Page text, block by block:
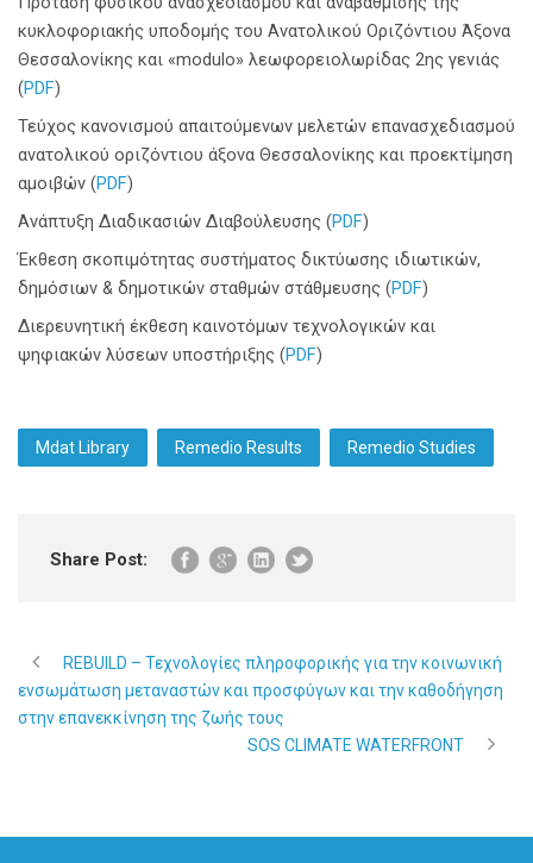
κυκλοφοριακής υποδομής του Ανατολικού Οριζόντιου Άξονα
Θεσσαλονίκης και «modulo» λεωφορειολωρίδας 2ης γενιάς
(PDF)
Τεύχος κανονισμού απαιτούμενων μελετών επανασχεδιασμού
ανατολικού οριζόντιου άξονα Θεσσαλονίκης και προεκτίμηση
αμοιβών (PDF)
Ανάπτυξη Διαδικασιών Διαβούλευσης (PDF)
Έκθεση σκοπιμότητας συστήματος δικτύωσης ιδιωτικών,
δημόσιων & δημοτικών σταθμών στάθμευσης (PDF)
Διερευνητική έκθεση καινοτόμων τεχνολογικών και
ψηφιακών λύσεων υποστήριξης (PDF)
Mdat Library Remedio Results Remedio Studies
Share Post:
REBUILD – Τεχνολογίες πληροφορικής για την κοινωνική
ενσωμάτωση μεταναστών και προσφύγων και την καθοδήγηση
στην επανεκκίνηση της ζωής τους
SOS CLIMATE WATERFRONT